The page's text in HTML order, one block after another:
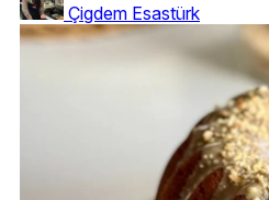
Çigdem Esastürk